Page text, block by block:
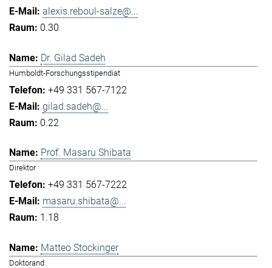
alexis.reboul-salze@...
0.30
Dr. Gilad Sadeh
Humboldt-Forschungsstipendiat
+49 331 567-7122
gilad.sadeh@...
0.22
Prof. Masaru Shibata
Direktor
+49 331 567-7222
masaru.shibata@...
1.18
Matteo Stockinger
Doktorand